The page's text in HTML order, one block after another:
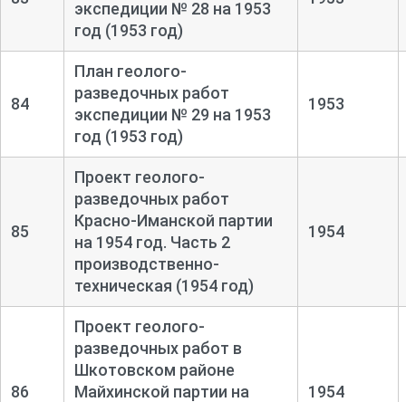
экспедиции № 28 на 1953
год (1953 год)
84
План геолого-
разведочных работ
экспедиции № 29 на 1953
год (1953 год)
1953
85
Проект геолого-
разведочных работ
Красно-Иманской партии
на 1954 год. Часть 2
производственно-
техническая (1954 год)
1954
86
Проект геолого-
разведочных работ в
Шкотовском районе
Майхинской партии на
1954